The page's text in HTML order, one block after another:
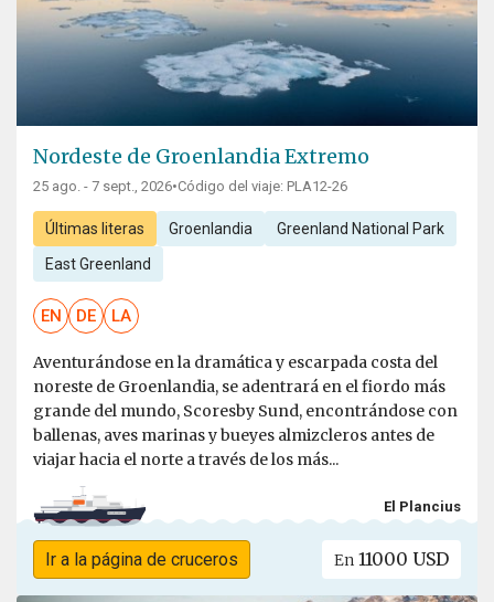
Nordeste de Groenlandia Extremo
25 ago. - 7 sept., 2026•Código del viaje: PLA12-26
Últimas literas Groenlandia Greenland National Park
East Greenland
EN DE LA
Aventurándose en la dramática y escarpada costa del
noreste de Groenlandia, se adentrará en el fiordo más
grande del mundo, Scoresby Sund, encontrándose con
ballenas, aves marinas y bueyes almizcleros antes de
viajar hacia el norte a través de los más...
El Plancius
Ir a la página de cruceros En 11000 USD